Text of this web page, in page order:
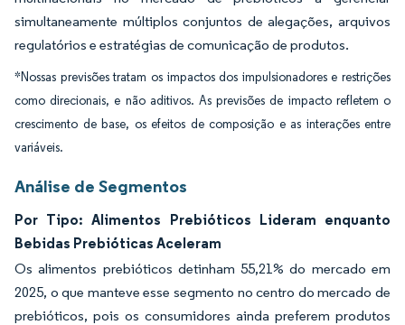
simultaneamente múltiplos conjuntos de alegações, arquivos
regulatórios e estratégias de comunicação de produtos.
*Nossas previsões tratam os impactos dos impulsionadores e restrições
como direcionais, e não aditivos. As previsões de impacto refletem o
crescimento de base, os efeitos de composição e as interações entre
variáveis.
Análise de Segmentos
Por Tipo: Alimentos Prebióticos Lideram enquanto
Bebidas Prebióticas Aceleram
Os alimentos prebióticos detinham 55,21% do mercado em
2025, o que manteve esse segmento no centro do mercado de
prebióticos, pois os consumidores ainda preferem produtos